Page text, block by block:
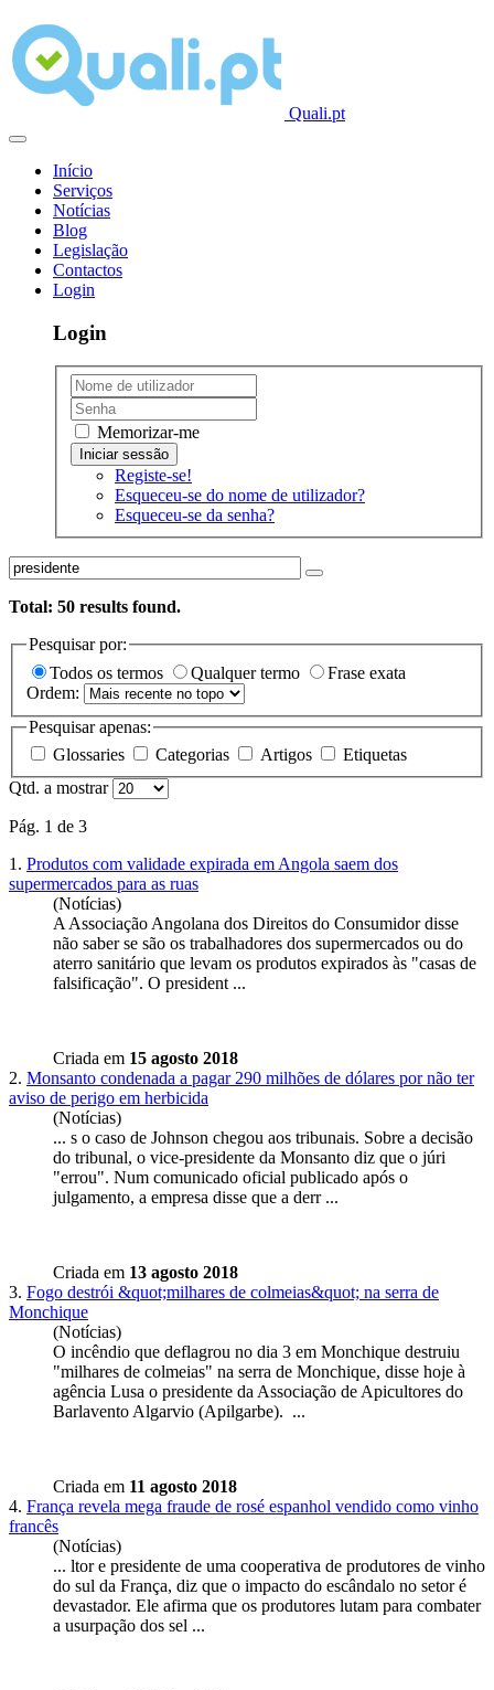
Quali.pt
Início
Serviços
Notícias
Blog
Legislação
Contactos
Login
Login
Memorizar-me
Registe-se!
Esqueceu-se do nome de utilizador?
Esqueceu-se da senha?
Total: 50 results found.
Pesquisar por:
Todos os termos
Qualquer termo
Frase exata
Ordem:
Pesquisar apenas:
Glossaries
Categorias Artigos
Etiquetas
Qtd. a mostrar
Pág. 1 de 3
1. Produtos com validade expirada em Angola saem dos
supermercados para as ruas
(Notícias)
A Associação Angolana dos Direitos do Consumidor disse
não saber se são os trabalhadores dos supermercados ou do
aterro sanitário que levam os produtos expirados às "casas de
falsificação". O president ...
Criada em 15 agosto 2018
2. Monsanto condenada a pagar 290 milhões de dólares por não ter
aviso de perigo em herbicida
(Notícias)
... s o caso de Johnson chegou aos tribunais. Sobre a decisão
do tribunal, o vice-presidente da Monsanto diz que o júri
"errou". Num comunicado oficial publicado após o
julgamento, a empresa disse que a derr ...
Criada em 13 agosto 2018
3. Fogo destrói &quot;milhares de colmeias&quot; na serra de
Monchique
(Notícias)
O incêndio que deflagrou no dia 3 em Monchique destruiu
"milhares de colmeias" na serra de Monchique, disse hoje à
agência Lusa o presidente da Associação de Apicultores do
Barlavento Algarvio (Apilgarbe). ...
Criada em 11 agosto 2018
4. França revela mega fraude de rosé espanhol vendido como vinho
francês
(Notícias)
... ltor e presidente de uma cooperativa de produtores de vinho
do sul da França, diz que o impacto do escândalo no setor é
devastador. Ele afirma que os produtores lutam para combater
a usurpação dos sel ...